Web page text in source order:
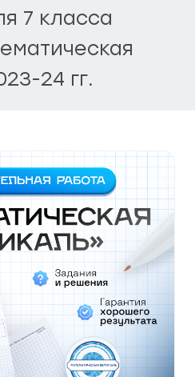
7 класса
24 гг.